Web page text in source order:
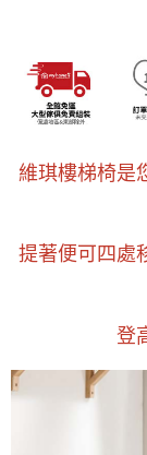
1.本服務係由「台
用戶於交易時，得
買賣價金債權讓與
2.基於同意付款使用
資料（包含姓名、
由本公司與您本人
ATM／網路銀行／
※ 請注意：結帳手
購買商品的店家。
後付繳納相關費用。
※ 交易是否成功請
是否繳費成功／繳
客戶支援中心」
【注意事項】
１．透過由恩沛科
易，需依本服務之
２．關於個人資料
https://aftee.tw/
３．未成年的使用
４．使用「AFTEE
請求用戶進行身份認
５．嚴禁一人註冊
恩沛科技股份有限
維琪樓梯椅是
提著便可四處
登